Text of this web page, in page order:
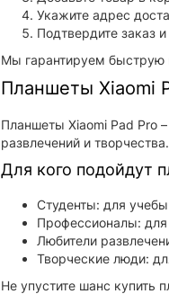
Укажите адрес
Подтвердите заказ
Мы гарантируем быструю
Планшеты Xiaomi
Планшеты Xiaomi Pad Pro
развлечений и
Для кого подойдут
Студенты: для
Профессионалы:
Любители
Творческие люди:
Не упустите шанс купить